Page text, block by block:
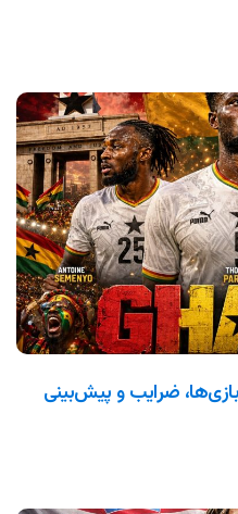
۲۰۲۶: ترکیب، بازی‌ها، ضرایب و پیش‌بینی